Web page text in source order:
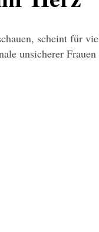
scheint für
unsicherer